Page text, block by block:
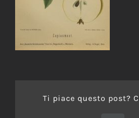
Ti piace questo post?